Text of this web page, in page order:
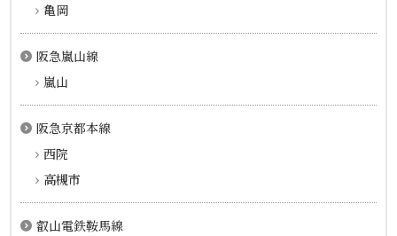
亀岡
阪急嵐山線
嵐山
阪急京都本線
西院
高槻市
叡山電鉄鞍馬線